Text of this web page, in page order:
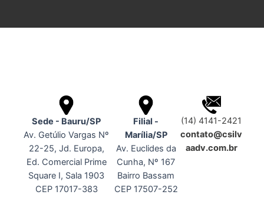
Sede - Bauru/SP
Av. Getúlio Vargas Nº
22-25, Jd. Europa,
Ed. Comercial Prime
Square I, Sala 1903
CEP 17017-383
Filial -
Marília/SP
Av. Euclides da
Cunha, Nº 167
Bairro Bassam
CEP 17507-252
(14) 4141-2421
contato@csilv
aadv.com.br